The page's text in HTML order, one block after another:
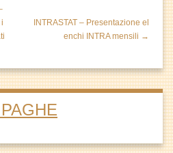
INTRASTAT – Presentazione el
enchi INTRA mensili →